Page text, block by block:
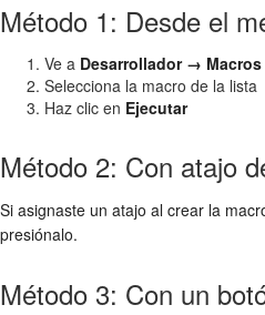
Método 1: Desde el
Ve a Desarrollador → Macros
Selecciona la macro de la lista
Haz clic en Ejecutar
Método 2: Con atajo
Si asignaste un atajo al crear la
presiónalo.
Método 3: Con un